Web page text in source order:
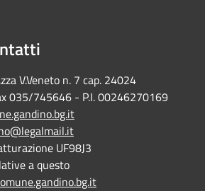
V.Veneto n. 7 cap. 24024
035/745646 - P.I. 00246270169
UF98J3
a questo